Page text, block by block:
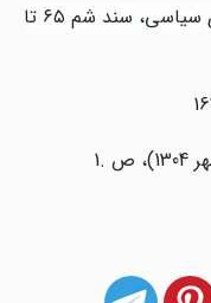
اسناد مؤسسه مطالعات و پژوهشهای سیاسی، سند شم‌ ٦٥ تا